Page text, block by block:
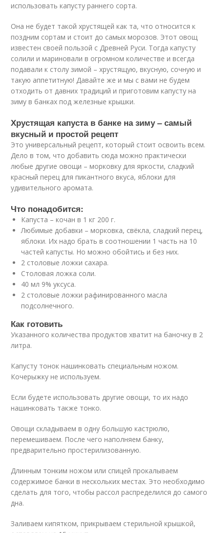
использовать капусту раннего сорта.
Она не будет такой хрустящей как та, что относится к
поздним сортам и стоит до самых морозов. Этот овощ
известен своей пользой с Древней Руси. Тогда капусту
солили и мариновали в огромном количестве и всегда
подавали к столу зимой – хрустящую, вкусную, сочную и
такую аппетитную! Давайте же и мы с вами не будем
отходить от давних традиций и приготовим капусту на
зиму в банках под железные крышки.
Хрустящая капуста в банке на зиму – самый
вкусный и простой рецепт
Это универсальный рецепт, который стоит освоить всем.
Дело в том, что добавить сюда можно практически
любые другие овощи – морковку для яркости, сладкий
красный перец для пикантного вкуса, яблоки для
удивительного аромата.
Что понадобится:
Капуста – кочан в 1 кг 200 г.
Любимые добавки – морковка, свёкла, сладкий перец,
яблоки. Их надо брать в соотношении 1 часть на 10
частей капусты. Но можно обойтись и без них.
2 столовые ложки сахара.
Столовая ложка соли.
40 мл 9% уксуса.
2 столовые ложки рафинированного масла
подсолнечного.
Как готовить
Указанного количества продуктов хватит на баночку в 2
литра.
Капусту тонок нашинковать специальным ножом.
Кочерыжку не используем.
Если будете использовать другие овощи, то их надо
нашинковать также тонко.
Овощи складываем в одну большую кастрюлю,
перемешиваем. После чего наполняем банку,
предварительно простерилизованную.
Длинным тонким ножом или спицей прокалываем
содержимое банки в нескольких местах. Это необходимо
сделать для того, чтобы рассол распределился до самого
дна.
Заливаем кипятком, прикрываем стерильной крышкой,